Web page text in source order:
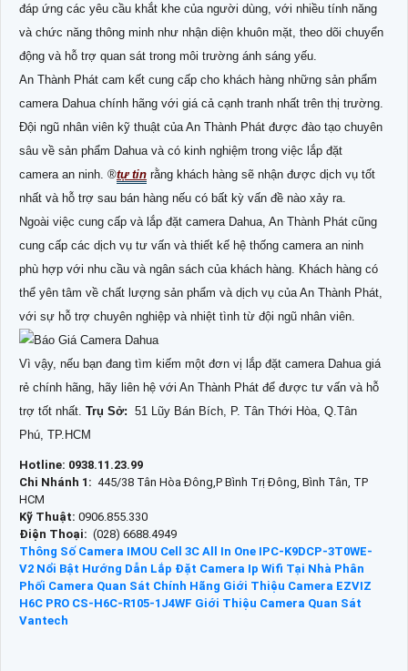
đáp ứng các yêu cầu khắt khe của người dùng, với nhiều tính năng
và chức năng thông minh như nhận diện khuôn mặt, theo dõi chuyển
động và hỗ trợ quan sát trong môi trường ánh sáng yếu.
An Thành Phát cam kết cung cấp cho khách hàng những sản phẩm
camera Dahua chính hãng với giá cả cạnh tranh nhất trên thị trường.
Đội ngũ nhân viên kỹ thuật của An Thành Phát được đào tạo chuyên
sâu về sản phẩm Dahua và có kinh nghiệm trong việc lắp đặt
camera an ninh. ®️tự tin rằng khách hàng sẽ nhận được dịch vụ tốt
nhất và hỗ trợ sau bán hàng nếu có bất kỳ vấn đề nào xảy ra.
Ngoài việc cung cấp và lắp đặt camera Dahua, An Thành Phát cũng
cung cấp các dịch vụ tư vấn và thiết kế hệ thống camera an ninh
phù hợp với nhu cầu và ngân sách của khách hàng. Khách hàng có
thể yên tâm về chất lượng sản phẩm và dịch vụ của An Thành Phát,
với sự hỗ trợ chuyên nghiệp và nhiệt tình từ đội ngũ nhân viên.
Vì vậy, nếu bạn đang tìm kiếm một đơn vị lắp đặt camera Dahua giá
rẻ chính hãng, hãy liên hệ với An Thành Phát để được tư vấn và hỗ
trợ tốt nhất. Trụ Sở: 51 Lũy Bán Bích, P. Tân Thới Hòa, Q.Tân
Phú, TP.HCM
Hotline: 0938.11.23.99
Chi Nhánh 1: 445/38 Tân Hòa Đông,P Bình Trị Đông, Bình Tân, TP
HCM
Kỹ Thuật: 0906.855.330
Điện Thoại: (028) 6688.4949
Thông Số Camera IMOU Cell 3C All In One IPC-K9DCP-3T0WE-
V2 Nổi Bật Hướng Dẫn Lắp Đặt Camera Ip Wifi Tại Nhà Phân
Phối Camera Quan Sát Chính Hãng Giới Thiệu Camera EZVIZ
H6C PRO CS-H6C-R105-1J4WF Giới Thiệu Camera Quan Sát
Vantech